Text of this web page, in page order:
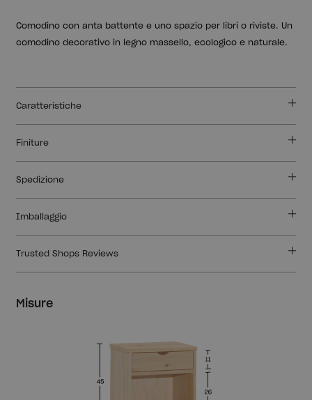
Misure
Comodino con anta battente e uno spazio per libri o riviste. Un
comodino decorativo in legno massello, ecologico e naturale.
Caratteristiche
Finiture
Spedizione
Imballaggio
Trusted Shops Reviews